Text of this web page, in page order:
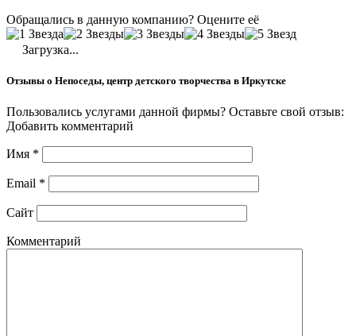
Обращались в данную компанию? Оцените её
Загрузка...
Отзывы о Непоседы, центр детского творчества в Иркутске
Пользовались услугами данной фирмы? Оставьте свой отзыв:
Добавить комментарий
Имя *
Email *
Сайт
Комментарий